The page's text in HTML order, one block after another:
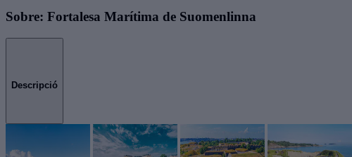
Sobre: Fortalesa Marítima de Suomenlinna
Descripció